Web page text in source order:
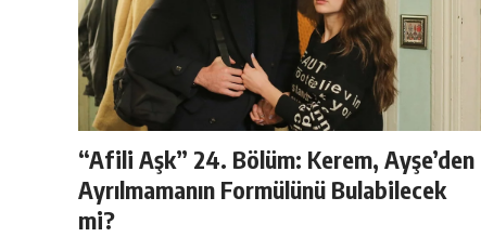
“Afili Aşk” 24. Bölüm: Kerem, Ayşe’den
Ayrılmamanın Formülünü Bulabilecek
mi?